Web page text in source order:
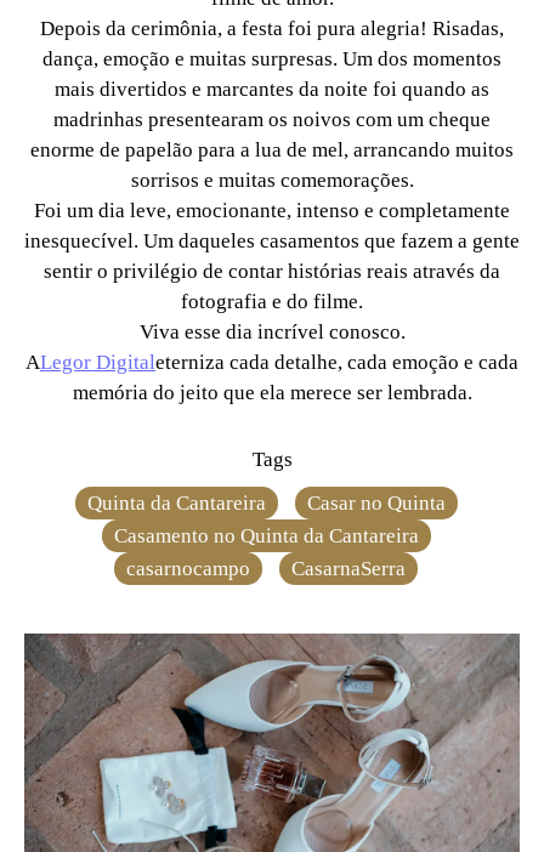
Depois da cerimônia, a festa foi pura alegria! Risadas,
dança, emoção e muitas surpresas. Um dos momentos
mais divertidos e marcantes da noite foi quando as
madrinhas presentearam os noivos com um cheque
enorme de papelão para a lua de mel, arrancando muitos
sorrisos e muitas comemorações.
Foi um dia leve, emocionante, intenso e completamente
inesquecível. Um daqueles casamentos que fazem a gente
sentir o privilégio de contar histórias reais através da
fotografia e do filme.
Viva esse dia incrível conosco.
ALegor Digitaleterniza cada detalhe, cada emoção e cada
memória do jeito que ela merece ser lembrada.
Tags
Quinta da Cantareira
Casar no Quinta
Casamento no Quinta da Cantareira
casarnocampo
CasarnaSerra